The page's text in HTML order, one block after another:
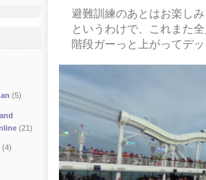
避難訓練のあとはお楽し
というわけで、これまた
階段ガーっと上がってデ
(5)
(21)
(4)